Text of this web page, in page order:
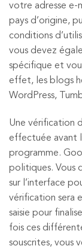
votre adresse
pays d’origine,
conditions
vous devez
spécifique et
effet, les blogs
WordPress,
Une vérification
effectuée avant
programme.
politiques. Vous
sur l’interface
vérification sera
saisie pour
fois ces
souscrites, vous